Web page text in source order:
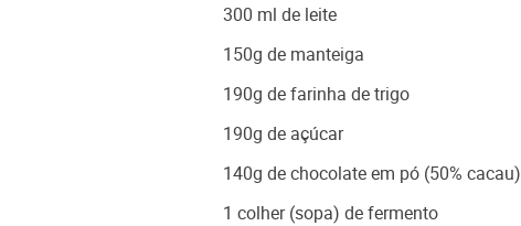
300 ml de leite
150g de manteiga
190g de farinha de trigo
190g de açúcar
140g de chocolate em pó (50% cacau)
1 colher (sopa) de fermento